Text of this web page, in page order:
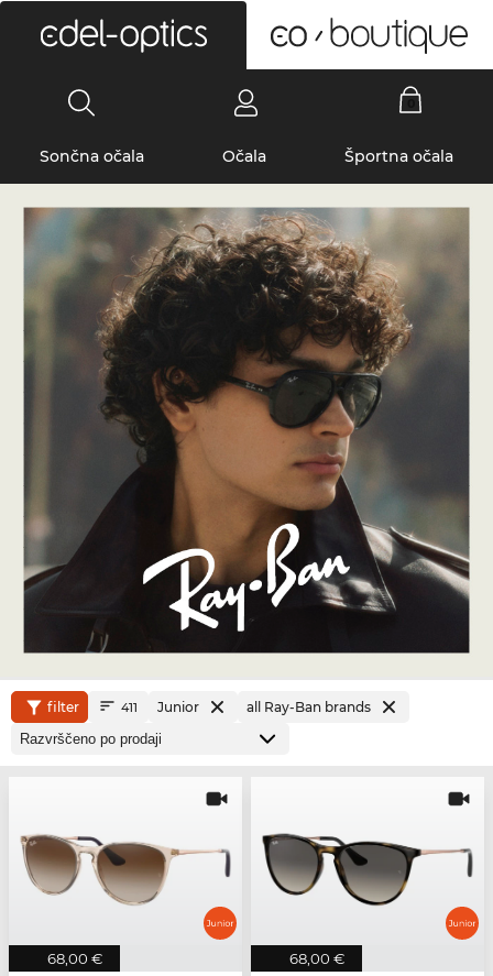
Sončna očala Očala Športna očala
filter 411 Junior all Ray-Ban brands
68,00 € 68,00 €